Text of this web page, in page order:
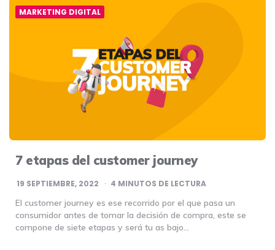
MARKETING DIGITAL
7 etapas del customer journey
19 SEPTIEMBRE, 2022 4 MINUTOS DE LECTURA
El customer journey es ese recorrido por el que pasa un
consumidor antes de tomar la decisión de compra, este se
compone de siete etapas y será tu as bajo…